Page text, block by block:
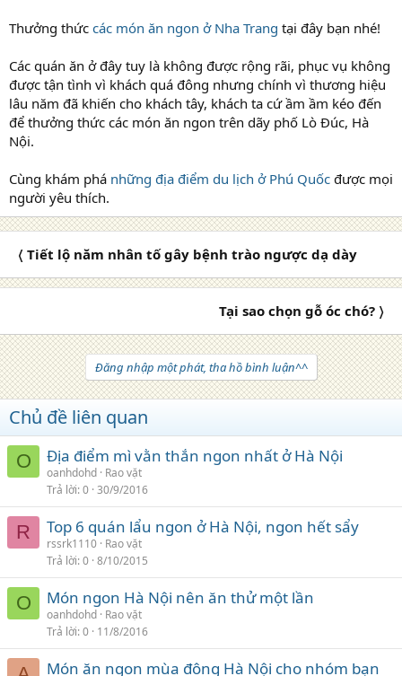
Thưởng thức các món ăn ngon ở Nha Trang tại đây bạn nhé!
Các quán ăn ở đây tuy là không được rộng rãi, phục vụ không
được tận tình vì khách quá đông nhưng chính vì thương hiệu
lâu năm đã khiến cho khách tây, khách ta cứ ầm ầm kéo đến
để thưởng thức các món ăn ngon trên dãy phố Lò Đúc, Hà
Nội.
Cùng khám phá những địa điểm du lịch ở Phú Quốc được mọi
người yêu thích.
〈 Tiết lộ năm nhân tố gây bệnh trào ngược dạ dày
Tại sao chọn gỗ óc chó? 〉
Đăng nhập một phát, tha hồ bình luận^^
Chủ đề liên quan
O Địa điểm mì vằn thắn ngon nhất ở Hà Nội
oanhdohd Rao vặt
Trả lời 0 30/9/2016
R Top 6 quán lẩu ngon ở Hà Nội, ngon hết sẩy
rssrk1110 Rao vặt
Trả lời 0 8/10/2015
O Món ngon Hà Nội nên ăn thử một lần
oanhdohd Rao vặt
Trả lời 0 11/8/2016
Món ăn ngon mùa đông Hà Nội cho nhóm bạn